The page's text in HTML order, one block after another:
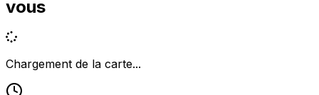
vous
Chargement de la carte...